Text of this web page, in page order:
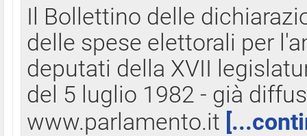
Il Bollettino delle
delle spese elettorali per
deputati della XVII
del 5 luglio 1982 - già
www.parlamento.it